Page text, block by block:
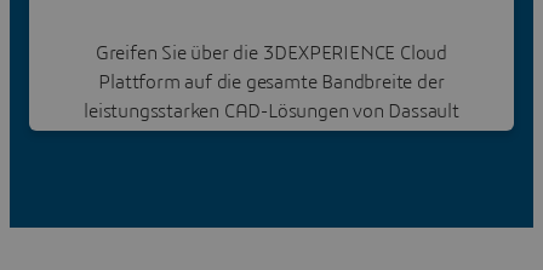
Greifen Sie über die 3DEXPERIENCE Cloud
Plattform auf die gesamte Bandbreite der
leistungsstarken CAD-Lösungen von Dassault